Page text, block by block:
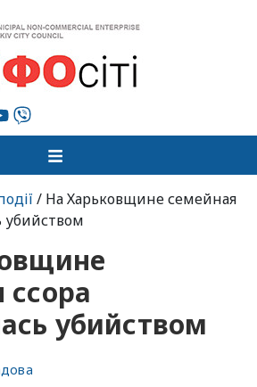
/ На Харьковщине семейная
убийством
ссора
убийством